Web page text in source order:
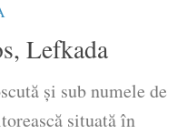
Lefkada
și sub numele de
situată în